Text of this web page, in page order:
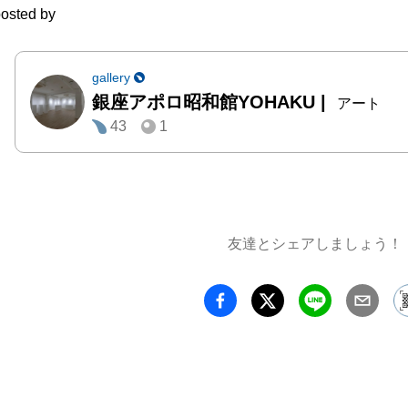
ーで繰
ト木
スリー
写真に
by
gallery
銀座アポロ昭和館YOHAKU |
アート
43
1
友達とシェアしましょう！